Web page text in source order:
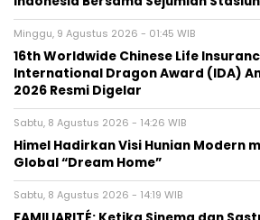
International Dragon Award (IDA)
2026 Resmi Digelar
Sabtu, 8 Agustus 2026 - 14:26 WIB
Himel Hadirkan Visi Hunian Modern
Global “Dream Home”
FAMILIARITÉ: Ketika Sinema dan
Jumat, 7 Agustus 2026 - 09:32 WIB